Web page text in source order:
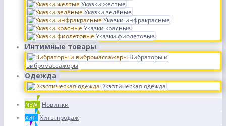
Указки желтые
Указки зелёные
Указки инфракрасные
Указки красные
Указки фиолетовые
Интимные товары
Вибраторы и
вибромассажеры
Одежда
Экзотическая одежда
NEW Новинки
ХИТ Хиты продаж